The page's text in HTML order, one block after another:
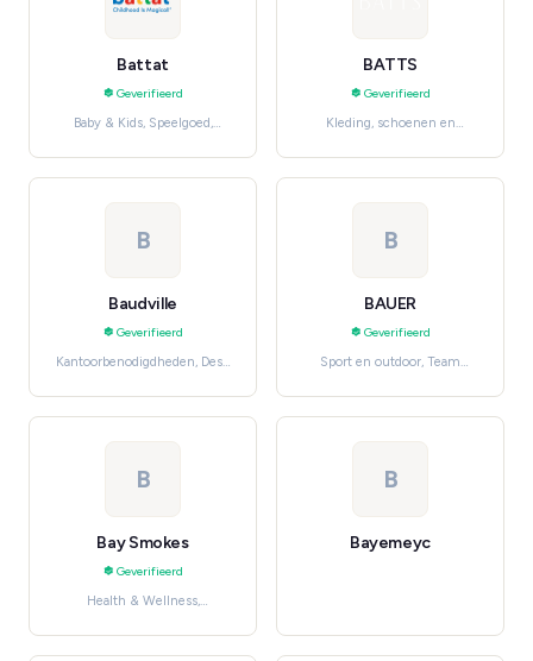
Battat
Geverifieerd
Baby & Kids, Speelgoed,
BATTS
Geverifieerd
Kleding, schoenen en
B
Baudville
Geverifieerd
Kantoorbenodigdheden, Desk
B
BAUER
Geverifieerd
Sport en outdoor, Team
B
Bay Smokes
Geverifieerd
Health & Wellness,
beauty
B
Bayemeyc